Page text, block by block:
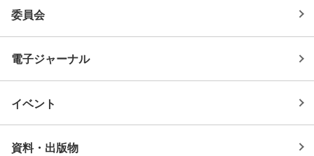
委員会
電子ジャーナル
イベント
資料・出版物